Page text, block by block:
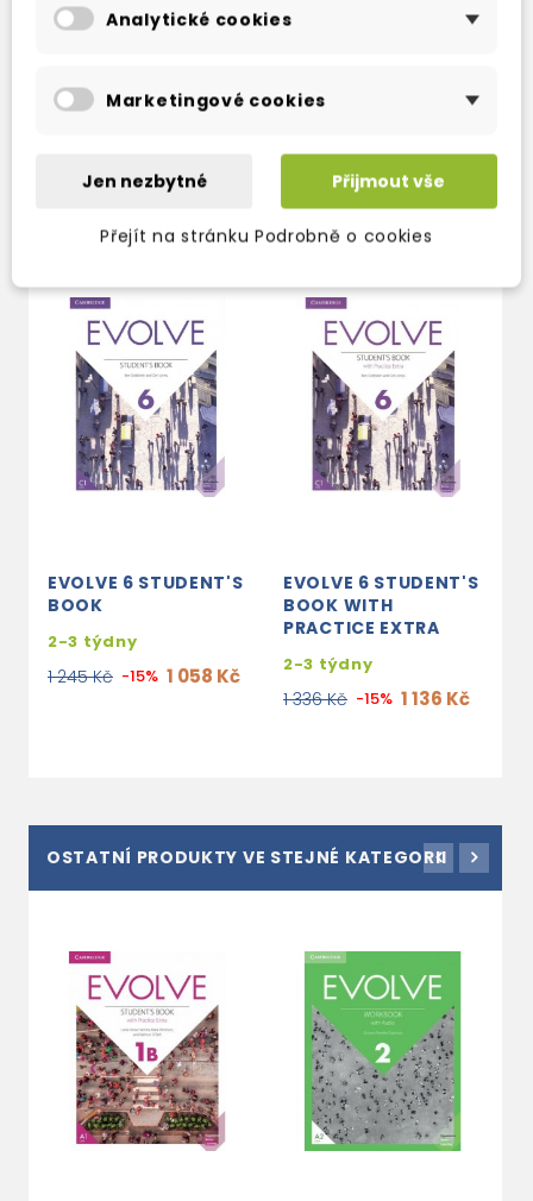
*Ready-made tests as well as question bank
EVOLVE 6 STUDENT'S
BOOK
2-3 týdny
1 245 Kč -15% 1 058 Kč
EVOLVE 6 STUDENT'S
BOOK WITH
PRACTICE EXTRA
2-3 týdny
1 336 Kč -15% 1 136 Kč
OSTATNÍ PRODUKTY VE STEJNÉ KATEGORII
Analytické cookies
Marketingové cookies
Jen nezbytné Přijmout vše
Přejít na stránku Podrobně o cookies